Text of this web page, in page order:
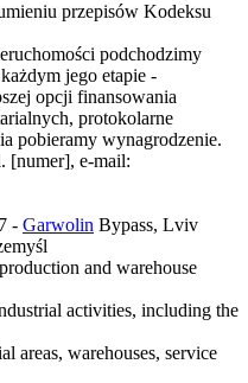
przepisów Kodeksu
podchodzimy
jego etapie -
opcji finansowania
protokolarne
pobieramy wynagrodzenie.
[numer], e-mail:
- Garwolin Bypass, Lviv
and warehouse
activities, including the
areas, warehouses, service